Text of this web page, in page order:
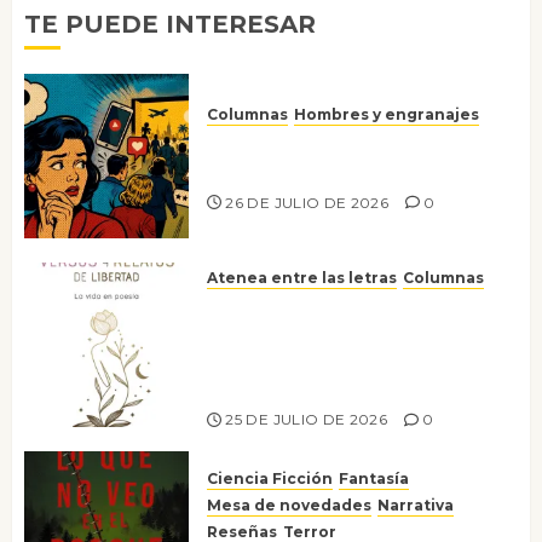
TE PUEDE INTERESAR
Columnas Hombres y engranajes
26 DE JULIO DE 2026 0
Atenea entre las letras Columnas
25 DE JULIO DE 2026 0
Ciencia Ficción Fantasía
Mesa de novedades Narrativa
Reseñas Terror